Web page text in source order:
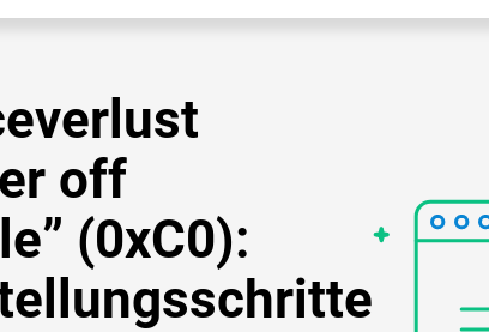
off
(0xC0):